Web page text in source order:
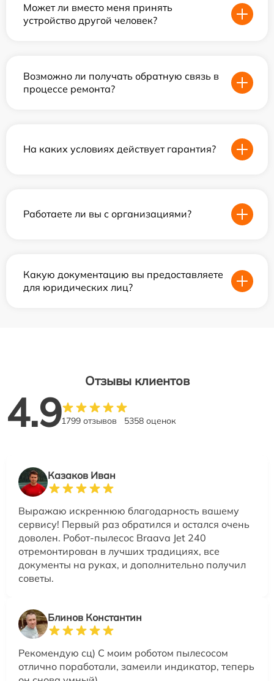
Может ли вместо меня принять
устройство другой человек?
Возможно ли получать обратную связь в
процессе ремонта?
На каких условиях действует гарантия?
Работаете ли вы с организациями?
Какую документацию вы предоставляете
для юридических лиц?
Отзывы клиентов
4.91799 отзывов 5358 оценок
Казаков Иван
Выражаю искреннюю благодарность вашему
сервису! Первый раз обратился и остался очень
доволен. Робот-пылесос Braava Jet 240
отремонтирован в лучших традициях, все
документы на руках, и дополнительно получил
советы.
Блинов Константин
Рекомендую сц) С моим роботом пылесосом
отлично поработали, замеили индикатор, теперь